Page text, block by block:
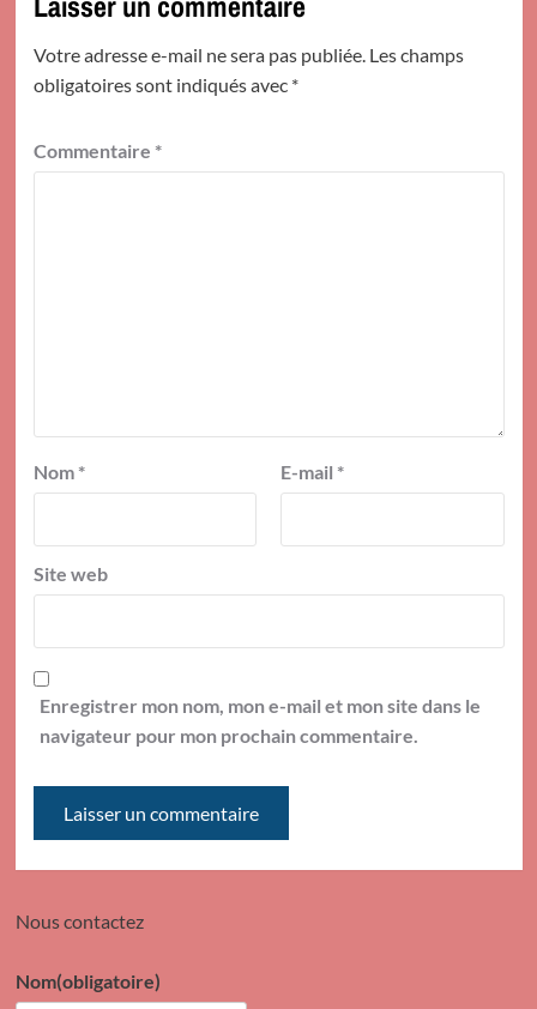
Votre adresse e-mail ne sera pas publiée. Les champs
obligatoires sont indiqués avec *
Commentaire *
Nom * E-mail *
Site web
Enregistrer mon nom, mon e-mail et mon site dans le
navigateur pour mon prochain commentaire.
Nous contactez
Nom(obligatoire)